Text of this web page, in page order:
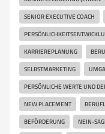
SENIOR EXECUTIVE COACH
KARRIEREPLANUNG
SELBSTMARKETING
PERSÖNLICHE WERTE UND
NEW PLACEMENT
BEFÖRDERUNG NEIN-